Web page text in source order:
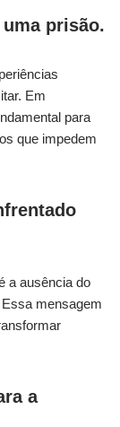
prisão.
Em
para
que impedem
a ausência do
mensagem
a